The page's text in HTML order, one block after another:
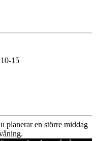
15
planerar en större middag